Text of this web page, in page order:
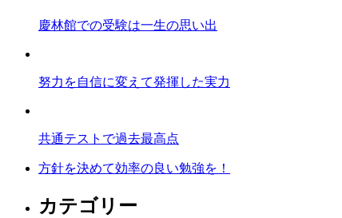
慶林館での受験は一生の思い出
努力を自信に変えて発揮した実力
共通テストで過去最高点
方針を決めて効率の良い勉強を！
カテゴリー